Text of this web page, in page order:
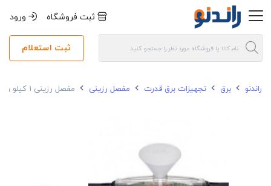
ثبت فروشگاه ورود
ثبت استعلام
راندنو برق تجهیزات برق قدرت مفصل رزینی مفصل رزینی 1 کیلو ولت 10*4 GT A1